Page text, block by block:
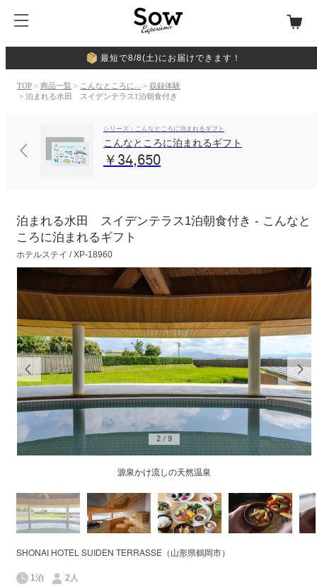
最短で8/8(土)にお届けできます！
TOP > 商品一覧 > こんなところに... > 収録体験
> 泊まれる水田 スイデンテラス1泊朝食付き
シリーズ：こんなところに泊まれるギフト
こんなところに泊まれるギフト
￥34,650
泊まれる水田 スイデンテラス1泊朝食付き - こんなと
ころに泊まれるギフト
ホテルステイ / XP-18960
源泉かけ流しの天然温泉
2 / 9
SHONAI HOTEL SUIDEN TERRASSE（山形県鶴岡市）
1泊 2人